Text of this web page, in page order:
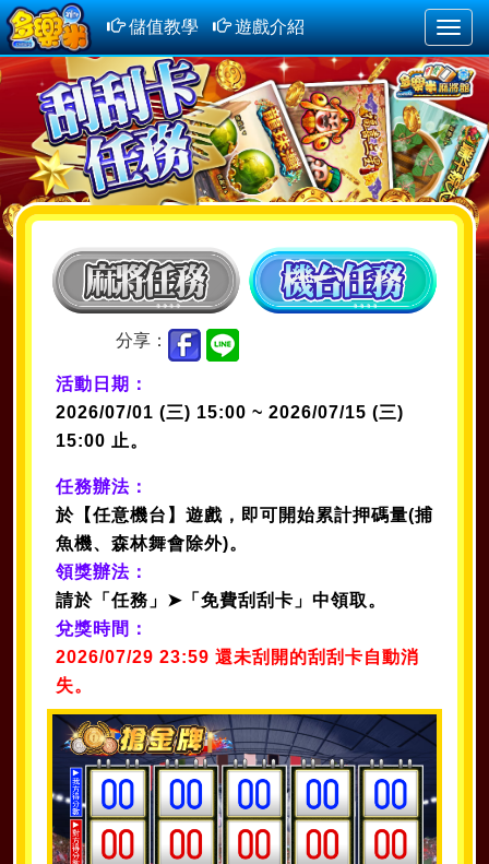
Toggle
儲值教學 遊戲介紹
分享：
活動日期：
2026/07/01 (三) 15:00 ~ 2026/07/15 (三)
15:00 止。
任務辦法：
於【任意機台】遊戲，即可開始累計押碼量(捕
魚機、森林舞會除外)。
領獎辦法：
請於「任務」➤「免費刮刮卡」中領取。
兌獎時間：
2026/07/29 23:59 還未刮開的刮刮卡自動消
失。